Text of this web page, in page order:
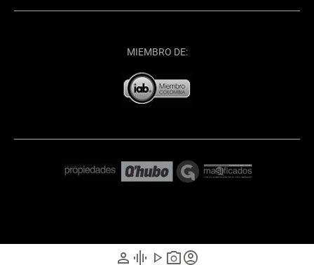
person graphic_eq play_arrow photo_cameraaccount_circle
MIEMBRO DE: